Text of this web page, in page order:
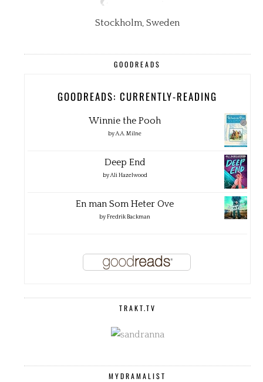
Stockholm, Sweden
GOODREADS
GOODREADS: CURRENTLY-READING
Winnie the Pooh
byA.A. Milne
Deep End
byAli Hazelwood
En man Som Heter Ove
byFredrik Backman
TRAKT.TV
MYDRAMALIST